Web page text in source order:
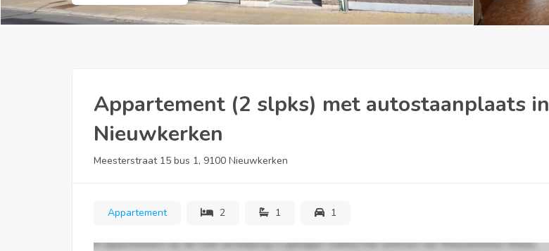
Appartement (2 slpks) met autostaanplaats in
Nieuwkerken
Meesterstraat 15 bus 1, 9100 Nieuwkerken
Appartement 2 1 1
Dit appartement op de 1ste verdieping is gelegen vlakbij het centrum van Nieuwkerken-Waas,